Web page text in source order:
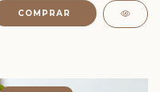
COMPRAR